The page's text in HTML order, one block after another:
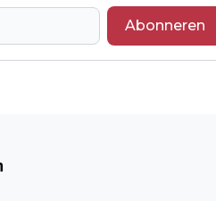
Abonneren
OPLEIDINGEN VOOR DE